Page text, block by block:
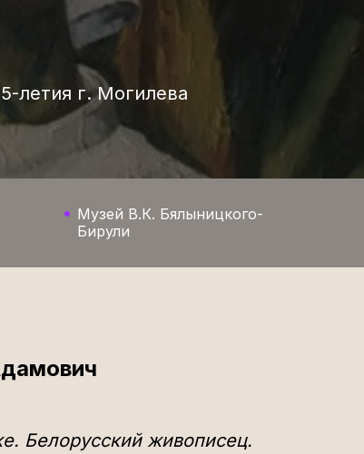
летия г. Могилева
Музей В.К. Бялыницкого-
Бирули
Белорусский живописец.